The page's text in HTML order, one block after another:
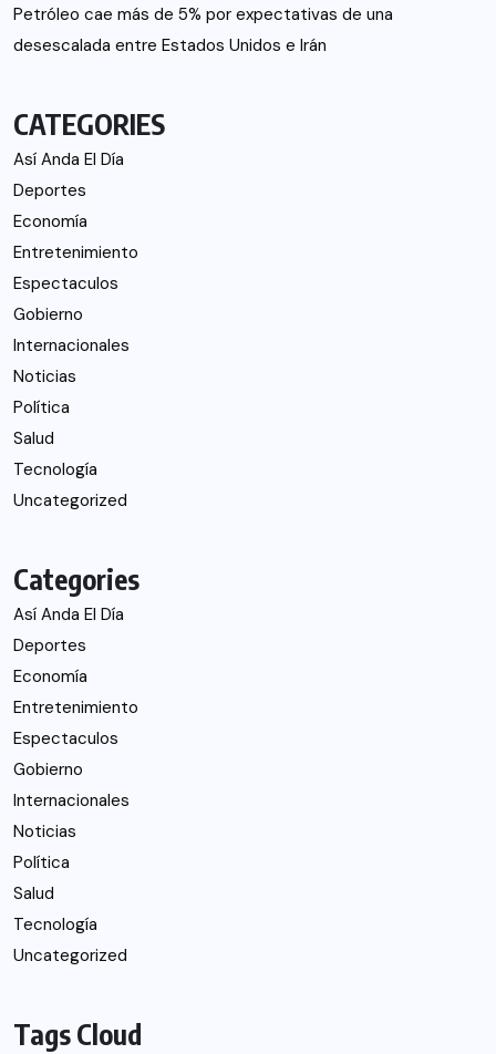
Petróleo cae más de 5% por expectativas de una
desescalada entre Estados Unidos e Irán
CATEGORIES
Así Anda El Día
Deportes
Economía
Entretenimiento
Espectaculos
Gobierno
Internacionales
Noticias
Política
Salud
Tecnología
Uncategorized
Categories
Así Anda El Día
Deportes
Economía
Entretenimiento
Espectaculos
Gobierno
Internacionales
Noticias
Política
Salud
Tecnología
Uncategorized
Tags Cloud